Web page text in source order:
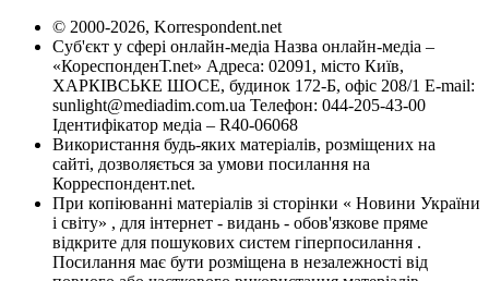
© 2000-2026, Korrespondent.net
Суб'єкт у сфері онлайн-медіа Назва онлайн-медіа –
«КореспонденТ.net» Адреса: 02091, місто Київ,
ХАРКІВСЬКЕ ШОСЕ, будинок 172-Б, офіс 208/1 E-mail:
sunlight@mediadim.com.ua Телефон: 044-205-43-00
Ідентифікатор медіа – R40-06068
Використання будь-яких матеріалів, розміщених на
сайті, дозволяється за умови посилання на
Корреспондент.net.
При копіюванні матеріалів зі сторінки « Новини України
і світу» , для інтернет - видань - обов'язкове пряме
відкрите для пошукових систем гіперпосилання .
Посилання має бути розміщена в незалежності від